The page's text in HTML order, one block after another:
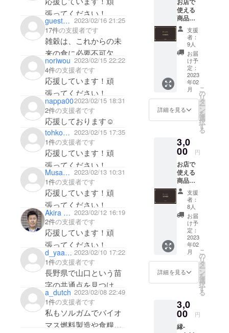
張ってください！
guest716c8f86a074 2023/02/16 21:25
17件の支援者です
雑穀は、これからの未
来の食に必要不可欠で
す。 応援しておりま
す。
noriwou 2023/02/15 22:22
4件の支援者です
応援しています！頑
張ってください！
nappa002023/02/15 18:31
2件の支援者です
応援しております☺️
tohkon12 2023/02/15 17:35
1件の支援者です
応援しています！頑
張ってください！
Musahshi 2023/02/13 10:31
1件の支援者です
応援しています！頑
張ってください！
Akira Kanemitsu 2023/02/12 16:19
2件の支援者です
応援しています！頑
張ってください！
d_yaaamaguchi 2023/02/10 17:22
1件の支援者です
長野県で山口という苗
字の共通点を見つけ応
援します。
a_dutch 2023/02/08 22:49
1件の支援者です
私もソルガムでバイオ
マス燃料製造や食糧普
時、食の大
切さを身を
もって痛感
したと同時
に食生活を
見直すキッ
カケがで
き、グルテ
ンフリーに
出会いまし
た。そこか
強し、いつ
しか大好き
な地元長野
とグルテン
フリーを掛
け合わせた
お店をや
る！という
夢ができま
した。そこ
から、働い
てた仕事を
辞め、一念
ルテンフ
リーのお店
で働いた
使える
商品券
（1,000
円分）
新店舗
「縁-
enishi-
」で利
用でき
る1000
円分の
クーポ
ンをお
返しさ
せてい
ます。
店内製
造の焼
き菓子
類や、
信州産
ソルガ
ムの素
（実、
粉、パ
等）、
AKEBO
NO（株
）で取
り扱い
こだわ
り素材
など店
内全て
支援
者：
9人
お届
け予
定：
2023
年02
月
詳細を見る
こ
の
リ
タ
ー
ン
を
選
択
す
る
3,0
00 円
お店で
使える
商品券
（3,000
円分）
新店舗
「縁-
enishi-
」で利
用でき
る3000
円分の
クーポ
ンをお
返しさ
せてい
ます。
店内製
造の焼
き菓子
支援
者：
8人
お届
け予
定：
2023
年02
月
詳細を見る
こ
の
リ
タ
ー
ン
を
選
択
す
る
3,0
00 円
縁-